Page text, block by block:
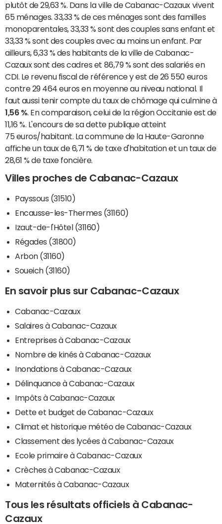
plutôt de 29,63 %. Dans la ville de Cabanac-Cazaux vivent
65 ménages. 33,33 % de ces ménages sont des familles
monoparentales, 33,33 % sont des couples sans enfant et
33,33 % sont des couples avec au moins un enfant. Par
ailleurs, 6,33 % des habitants de la ville de Cabanac-
Cazaux sont des cadres et 86,79 % sont des salariés en
CDI. Le revenu fiscal de référence y est de 26 550 euros
contre 29 464 euros en moyenne au niveau national. Il
faut aussi tenir compte du taux de chômage qui culmine à
1,56 % . En comparaison, celui de la région Occitanie est de
11,16 %. L'encours de sa dette publique atteint
75 euros/habitant. La commune de la Haute-Garonne
affiche un taux de 6,71 % de taxe d'habitation et un taux de
28,61 % de taxe foncière.
Villes proches de Cabanac-Cazaux
Payssous (31510)
Encausse-les-Thermes (31160)
Izaut-de-l'Hôtel (31160)
Régades (31800)
Arbon (31160)
Soueich (31160)
En savoir plus sur Cabanac-Cazaux
Cabanac-Cazaux
Salaires à Cabanac-Cazaux
Entreprises à Cabanac-Cazaux
Nombre de kinés à Cabanac-Cazaux
Inondations à Cabanac-Cazaux
Délinquance à Cabanac-Cazaux
Impôts à Cabanac-Cazaux
Dette et budget de Cabanac-Cazaux
Climat et historique météo de Cabanac-Cazaux
Classement des lycées à Cabanac-Cazaux
Ecole primaire à Cabanac-Cazaux
Crèches à Cabanac-Cazaux
Maternités à Cabanac-Cazaux
Tous les résultats officiels à Cabanac-
Cazaux